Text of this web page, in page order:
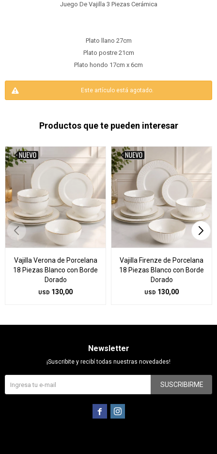
Juego De Vajilla 3 Piezas Cerámica
Plato llano 27cm
Plato postre 21cm
Plato hondo 17cm x 6cm
Este artículo está agotado.
Productos que te pueden interesar
Vajilla Verona de Porcelana
18 Piezas Blanco con Borde
Dorado
USD 130,00
Vajilla Firenze de Porcelana
18 Piezas Blanco con Borde
Dorado
USD 130,00
Newsletter
¡Suscribite y recibí todas nuestras novedades!
SUSCRIBIRME
 